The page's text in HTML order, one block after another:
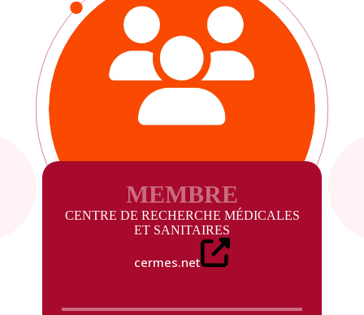
MEMBRE
CENTRE DE RECHERCHE MÉDICALES
ET SANITAIRES
cermes.net